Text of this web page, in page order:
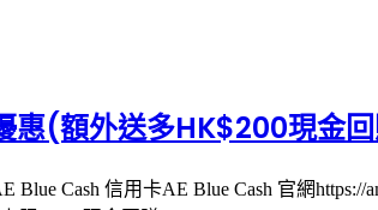
惠(額外送多HK$200現金
Cash 信用卡AE Blue Cash 官網https://